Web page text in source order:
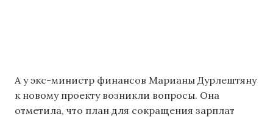
А у экс-министр финансов Марианы Дурлештяну
к новому проекту возникли вопросы. Она
отметила, что план для сокращения зарплат